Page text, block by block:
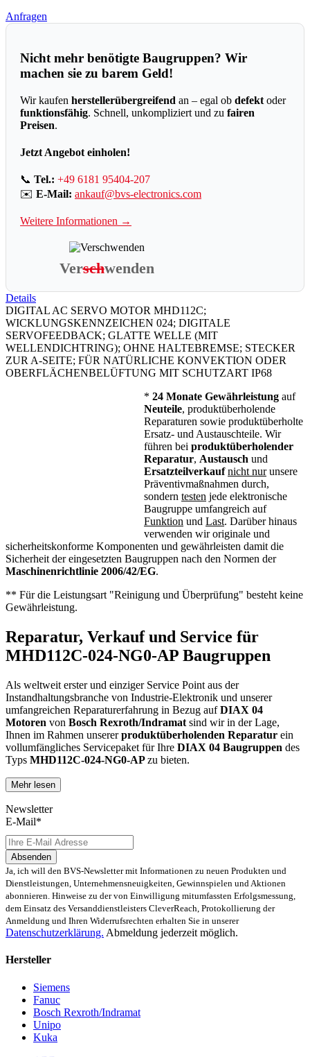
Anfragen
Nicht mehr benötigte Baugruppen? Wir
machen sie zu barem Geld!
Wir kaufen herstellerübergreifend an – egal ob defekt oder
funktionsfähig. Schnell, unkompliziert und zu fairen
Preisen.
Jetzt Angebot einholen!
📞 Tel.: +49 6181 95404-207
✉️ E-Mail: ankauf@bvs-electronics.com
Weitere Informationen →
Verschwenden
Details
DIGITAL AC SERVO MOTOR MHD112C;
WICKLUNGSKENNZEICHEN 024; DIGITALE
SERVOFEEDBACK; GLATTE WELLE (MIT
WELLENDICHTRING); OHNE HALTEBREMSE; STECKER
ZUR A-SEITE; FÜR NATÜRLICHE KONVEKTION ODER
OBERFLÄCHENBELÜFTUNG MIT SCHUTZART IP68
* 24 Monate Gewährleistung auf
Neuteile, produktüberholende
Reparaturen sowie produktüberholte
Ersatz- und Austauschteile. Wir
führen bei produktüberholender
Reparatur, Austausch und
Ersatzteilverkauf nicht nurunsere
Präventivmaßnahmen durch,
sondern testen jede elektronische
Baugruppe umfangreich auf
Funktion und Last. Darüber hinaus
verwenden wir originale und
sicherheitskonforme Komponenten und gewährleisten damit die
Sicherheit der eingesetzten Baugruppen nach den Normen der
Maschinenrichtlinie 2006/42/EG.
** Für die Leistungsart "Reinigung und Überprüfung" besteht keine
Gewährleistung.
Reparatur, Verkauf und Service für
MHD112C-024-NG0-AP Baugruppen
Als weltweit erster und einziger Service Point aus der
Instandhaltungsbranche von Industrie-Elektronik und unserer
umfangreichen Reparaturerfahrung in Bezug aufDIAX 04
Motoren von Bosch Rexroth/Indramat sind wir in der Lage,
Ihnen im Rahmen unsererproduktüberholenden Reparatur ein
vollumfängliches Servicepaket für Ihre DIAX 04 Baugruppen des
Typs MHD112C-024-NG0-APzu bieten.
Dies unterscheidet unsere
konventionellen Reparaturen:
oder einem höheren Verschleiß unterliegen
Zertifizierte Reparaturwerkstatt
Austausch aller Komponenten, die als Schwachstellen
identifiziert werden und somit ein Sicherheitsrisiko für die
Maschine und deren Betreiber darstellen
Ausschließliche Verwendung der vom Hersteller oder
Gesetzgeber neuen & zugelassenen Komponenten
Überprüfung aller relevanten Funktionen in Form von
Mit unserer
unseremzertifizierten Reparaturprozess
Qualität zu priorisieren.
Verkauf von Ersatz- und Austauschteilen
Mehr lesen
Newsletter
E-Mail*
Absenden
Ja, ich will den BVS-Newsletter mit Informationen zu neuen Produkten und
Dienstleistungen, Unternehmensneuigkeiten, Gewinnspielen und Aktionen
abonnieren. Hinweise zu der von Einwilligung mitumfassten Erfolgsmessung,
dem Einsatz des Versanddienstleisters CleverReach, Protokollierung der
Anmeldung und Ihren Widerrufsrechten erhalten Sie in unserer
Datenschutzerklärung. Abmeldung jederzeit möglich.
Hersteller
Siemens
Fanuc
Bosch Rexroth/Indramat
Unipo
Kuka